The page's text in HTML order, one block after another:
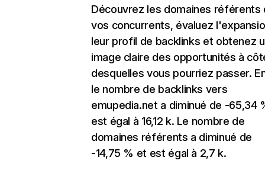
Découvrez les domaines référents
vos concurrents, évaluez
leur profil de backlinks et obtenez
image claire des opportunités à
desquelles vous pourriez passer.
le nombre de backlinks vers
emupedia.net a diminué de -65,34
est égal à 16,12 k. Le nombre de
domaines référents a diminué de
-14,75 % et est égal à 2,7 k.